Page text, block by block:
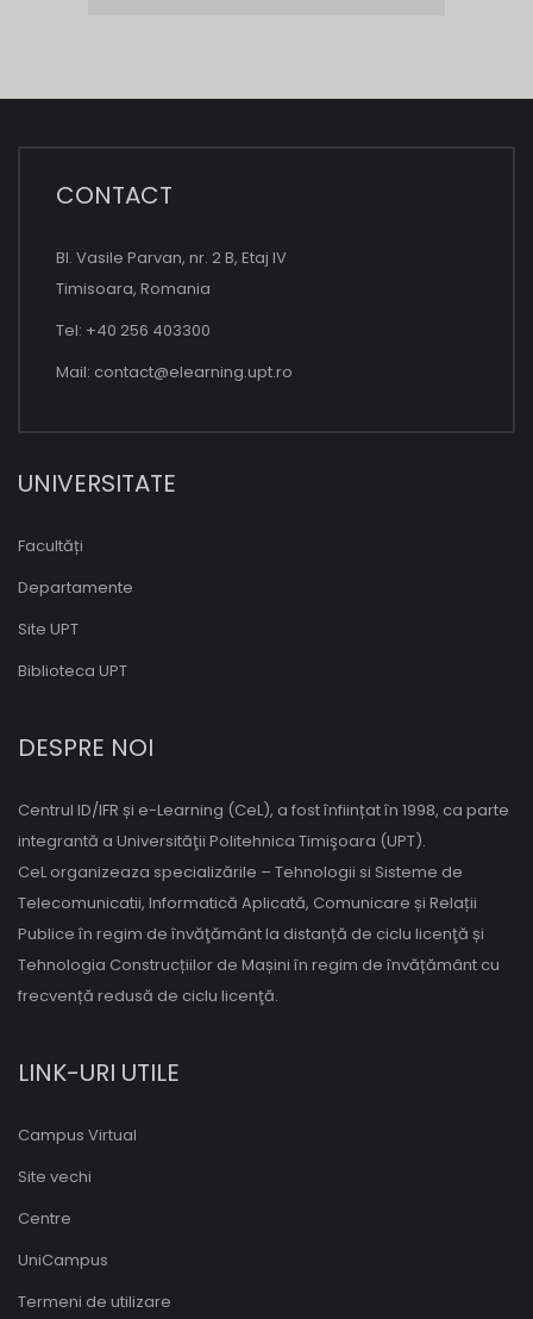
CONTACT
Bl. Vasile Parvan, nr. 2 B, Etaj IV
Timisoara, Romania
Tel: +40 256 403300
Mail: contact@elearning.upt.ro
UNIVERSITATE
Facultăți
Departamente
Site UPT
Biblioteca UPT
DESPRE NOI
Centrul ID/IFR și e-Learning (CeL), a fost înființat în 1998, ca parte
integrantă a Universităţii Politehnica Timişoara (UPT).
CeL organizeaza specializările – Tehnologii si Sisteme de
Telecomunicatii, Informatică Aplicată, Comunicare și Relații
Publice în regim de învăţământ la distanță de ciclu licenţă și
Tehnologia Construcțiilor de Mașini în regim de învățământ cu
frecvență redusă de ciclu licenţă.
LINK-URI UTILE
Campus Virtual
Site vechi
Centre
UniCampus
Termeni de utilizare